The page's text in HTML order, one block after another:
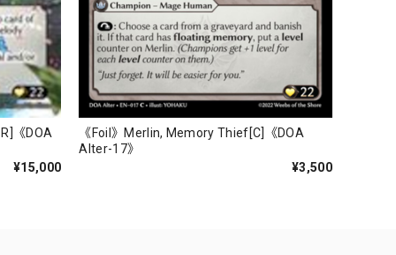
《DOA
¥15,000
《Foil》Merlin, Memory Thief[C]《DOA
Alter-17》
¥3,500